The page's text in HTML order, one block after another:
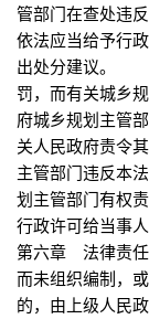
管部门在查处违
依法应当给予行
出处分建议。
罚，而有关城乡
府城乡规划主管
关人民政府责
主管部门违反本
划主管部门有权
行政许可给当事
第六章 法律责
而未组织编制，
的，由上级人民